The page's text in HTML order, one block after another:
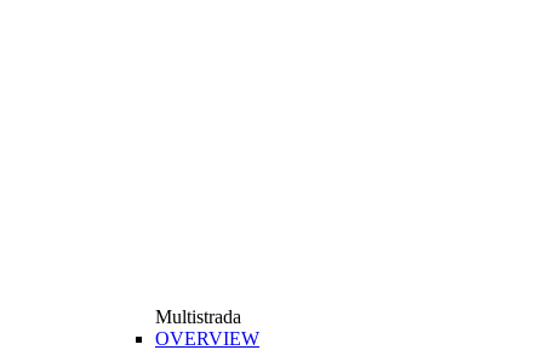
Multistrada
OVERVIEW